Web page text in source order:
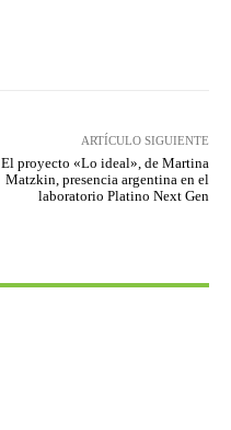
ARTÍCULO SIGUIENTE
El proyecto «Lo ideal», de Martina
Matzkin, presencia argentina en el
laboratorio Platino Next Gen